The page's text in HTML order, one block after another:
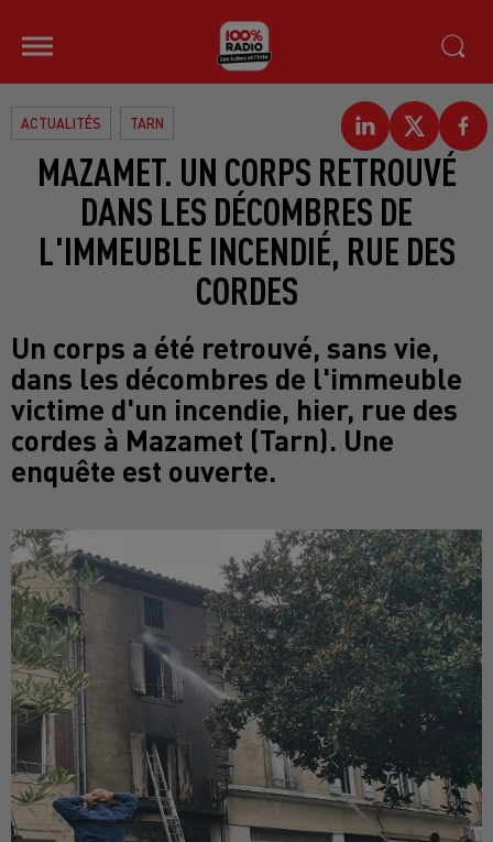
ACTUALITÉS TARN
MAZAMET. UN CORPS RETROUVÉ
DANS LES DÉCOMBRES DE
L'IMMEUBLE INCENDIÉ, RUE DES
CORDES
Un corps a été retrouvé, sans vie,
dans les décombres de l'immeuble
victime d'un incendie, hier, rue des
cordes à Mazamet (Tarn). Une
enquête est ouverte.